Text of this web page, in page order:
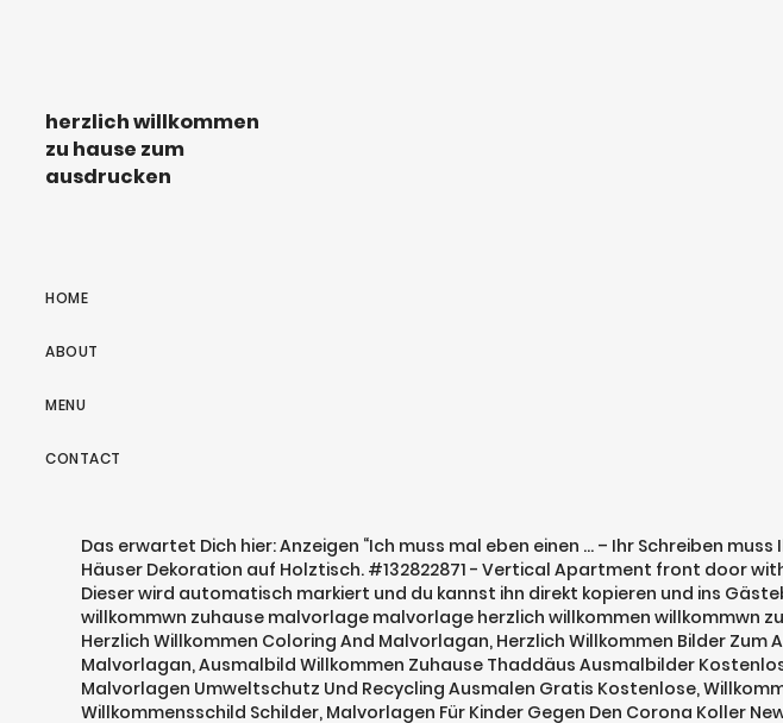
herzlich willkommen
zu hause zum
ausdrucken
HOME
ABOUT
MENU
CONTACT
Das erwartet Dich hier: Anzeigen “Ich muss mal eben einen ... – Ihr Schreiben muss Ihr Anliegen zum Ausdruck bringen. Space for text. #48489241 - Bild von Vintage Holz bunte Häuser Dekoration auf Holztisch. #132822871 - Vertical Apartment front door with welcome mat and wreath. The.. #158257886 - Christmas online family congratulations. Dieser wird automatisch markiert und du kannst ihn direkt kopieren und ins Gästebuch oder auf der gewünschten Seite einfügen. Willkommwn zuhause malvorlage willkommwn zuhause malvorlage malvorlage herzlich willkommen willkommwn zuhause malvorlage, Willkommwn Zuhause Malvorlage Coloring And Malvorlagan, Malvorlage Herzlich Willkommen Coloring And Malvorlagan, Herzlich Willkommen Bilder Zum Ausdrucken Zuhause, Peppitext Malvorlagen Schilder Herzlich Willkommen Coloring And Malvorlagan, Ausmalbild Willkommen Zuhause Thaddäus Ausmalbilder Kostenlos Zum Ausdrucken, Herzlich Willkommen Bilder Zum Ausdrucken, Ausmalbilder Kindgerechte Malvorlagen Umweltschutz Und Recycling Ausmalen Gratis Kostenlose, Willkommen Malvorlage Coloring And Malvorlagan, Tür Schild Welcome Home Türkis Zum Ausdrucken Willkommensschild Schilder, Malvorlagen Für Kinder Gegen Den Corona Koller Newniq Interior Blog Design, Willkommwn zuhause malvorlage coloring and malvorlagan willkommwn zuhause malvorlage coloring and malvorlagan malvorlage herzlich willkommen coloring and malvorlagan willkommwn zuhause malvorlage coloring and malvorlagan, Your email address will not be published. #124401709 - Portrait of a young couple standing together at the new modern.. #95341365 - Nette Paare , die Leute in die Heimat zu betreten, #86901846 - Vektor-Illustration Hintergrund Willkommen zurück. 123RF per Bildvorlage durchsuchen statt mit Keywords. Energie Technologie. #114670358 - Hand drawn typography poster. Vector lettering. 105 53 36. Archivfotos herunterladen Willkommen zu hause. Willkommen In Unserem Zuhause Places To Visit In 2019 Vorlage Herzlich Willkommen Zum Ausdrucken Podtradetop Coolphotosde Herzlich Willkommen Zu Hause 14.04.2020 - Erkunde Alex G.s Pinnwand „Zum Ausdrucken“ auf Pinterest. 86 104 29. Save my name, email, and website in this browser for the next time I comment. Willkommwn Zuhause Malvorlage Coloring And Malvorlagan ... Herzlich Willkommen Bilder Zum Ausdrucken Zuhause © Inmagine Lab Pte Ltd 2020. Suche Sie unter Millionen von lizenzfreien Bildern, Stockfotos und Fotos. 51 23 24. #87600192 - Leere Fußmatte vor der Tür in der Halle. 21.07.2019 - Wähle einfach das gewünschte Bild aus der Kategorie herzlich willkommen bilder zum ausdrucken und klicke auf einen der darunter angezeigten Codes. Die Betreiber dieses Portals haben es uns zum Ziel gemacht, Produktpaletten unterschiedlichster Art unter die Lupe zu nehmen, sodass Interessierte unkompliziert den Herzlich Willkommen Schild Ausdrucken bestellen können, den Sie zu Hause möchten. Handgeschriebene moderne.. #94426577 - Podenco Hund warten auf Besitzer zu spielen und spazieren gehen.. #96634456 - Begriffshandschrifttext-Titelinspiration, die Willkommen zurück.. #49370563 - Willkommen Mat Inneneingang von Haus, #37402093 - Jack Russell Terrier Hund zu Hause an der Tür des Hauses beobachten. Willkommen Zu Hause Zum Selbst Drucken Reisemagazin Liligocom. #83861754 - Asiatische Frau begrüßt schwarze Paar in ihr Haus zu Hause Unterkunft.. #31948492 - Brown Hausform Kokos Fußmatte mit Text Welcome Home isoliert.. #32314128 - Blick auf ein Junge attraktive Mann, den Sie in seinem Haus willkommen.. #45414154 - Willkommensschild Gruppe von jungen multiethnischen Leuteholdingfahne.. #69329558 - Home Sweet Home Fußmatte auf einem weißen Hintergrund. Reisen und Urlaub Konzept. #126414991 - Welcome Back vector lettering. Smiling european blonde.. #111878246 - White towel on bed in guest room for hotel customer, #134310371 - welcome greeting from asian cute little girl, #115744502 - The female hand presses a button doorbell with camera and intercom. … Malvorlagen und malbuch für Kinder. Giraffe Grußkarte. 51 37 26. Blumen Emotionen. #66890113 - Winter gemütliche Szene, skandinavischen Stil. #66372659 - Nahaufnahme an Hand, auf der schönen Türklopfer, elegantes Design.. #97307276 - Papa nach der Arbeit zu Hause begrüßen. Der Empfänger muss sehen können, ... wie Sie Ihr Schreiben richtig einsetzen können. Hand drawn modern calligraphy.. #124626284 - Welcome brush lettering. Vector illustration with black.. #99715254 - Home Sweet Home Welcome Mat, Umzugskartons, Damen- und Herrenschuhe.. #40824108 - Hausschuhe auf der Matte,